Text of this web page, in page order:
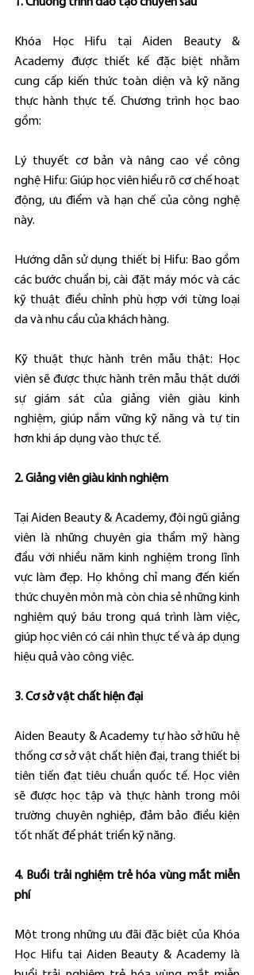
Khóa Học Hifu tại Aiden Beauty &
Academy được thiết kế đặc biệt nhằm
cung cấp kiến thức toàn diện và kỹ năng
thực hành thực tế. Chương trình học bao
gồm:
Lý thuyết cơ bản và nâng cao về công
nghệ Hifu: Giúp học viên hiểu rõ cơ chế hoạt
động, ưu điểm và hạn chế của công nghệ
này.
Hướng dẫn sử dụng thiết bị Hifu: Bao gồm
các bước chuẩn bị, cài đặt máy móc và các
kỹ thuật điều chỉnh phù hợp với từng loại
da và nhu cầu của khách hàng.
Kỹ thuật thực hành trên mẫu thật: Học
viên sẽ được thực hành trên mẫu thật dưới
sự giám sát của giảng viên giàu kinh
nghiệm, giúp nắm vững kỹ năng và tự tin
hơn khi áp dụng vào thực tế.
2. Giảng viên giàu kinh nghiệm
Tại Aiden Beauty & Academy, đội ngũ giảng
viên là những chuyên gia thẩm mỹ hàng
đầu với nhiều năm kinh nghiệm trong lĩnh
vực làm đẹp. Họ không chỉ mang đến kiến
thức chuyên môn mà còn chia sẻ những kinh
nghiệm quý báu trong quá trình làm việc,
giúp học viên có cái nhìn thực tế và áp dụng
hiệu quả vào công việc.
3. Cơ sở vật chất hiện đại
Aiden Beauty & Academy tự hào sở hữu hệ
thống cơ sở vật chất hiện đại, trang thiết bị
tiên tiến đạt tiêu chuẩn quốc tế. Học viên
sẽ được học tập và thực hành trong môi
trường chuyên nghiệp, đảm bảo điều kiện
tốt nhất để phát triển kỹ năng.
4. Buổi trải nghiệm trẻ hóa vùng mắt miễn
phí
Một trong những ưu đãi đặc biệt của Khóa
Học Hifu tại Aiden Beauty & Academy là